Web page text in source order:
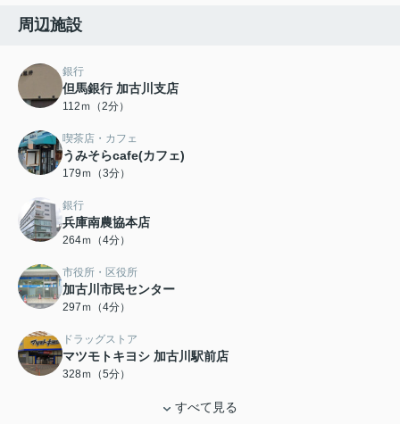
周辺施設
銀行
但馬銀行 加古川支店
112ｍ（2分）
喫茶店・カフェ
うみそらcafe(カフェ)
179ｍ（3分）
銀行
兵庫南農協本店
264ｍ（4分）
市役所・区役所
加古川市民センター
297ｍ（4分）
ドラッグストア
マツモトキヨシ 加古川駅前店
328ｍ（5分）
すべて見る